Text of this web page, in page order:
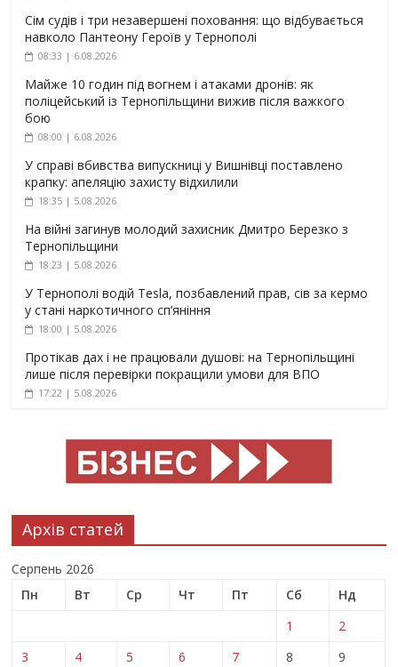
Сім судів і три незавершені поховання: що відбувається
навколо Пантеону Героїв у Тернополі
08:33 | 6.08.2026
Майже 10 годин під вогнем і атаками дронів: як
поліцейський із Тернопільщини вижив після важкого
бою
08:00 | 6.08.2026
У справі вбивства випускниці у Вишнівці поставлено
крапку: апеляцію захисту відхилили
18:35 | 5.08.2026
На війні загинув молодий захисник Дмитро Березко з
Тернопільщини
18:23 | 5.08.2026
У Тернополі водій Tesla, позбавлений прав, сів за кермо
у стані наркотичного сп’яніння
18:00 | 5.08.2026
Протікав дах і не працювали душові: на Тернопільщині
лише після перевірки покращили умови для ВПО
17:22 | 5.08.2026
Архів статей
Серпень 2026
Пн
Вт Ср Чт Пт Сб
Нд
1
2
3
4 5 6 7 8
9